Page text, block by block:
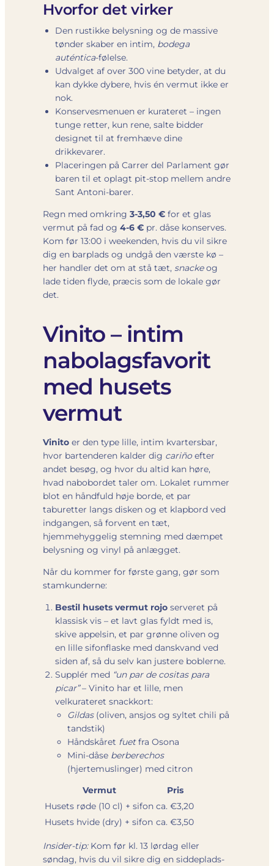
Hvorfor det virker
Den rustikke belysning og de massive
tønder skaber en intim, bodega
auténtica-følelse.
Udvalget af over 300 vine betyder, at du
kan dykke dybere, hvis én vermut ikke er
nok.
Konservesmenuen er kurateret – ingen
tunge retter, kun rene, salte bidder
designet til at fremhæve dine
drikkevarer.
Placeringen på Carrer del Parlament gør
baren til et oplagt pit-stop mellem andre
Sant Antoni-barer.
Regn med omkring 3-3,50 € for et glas
vermut på fad og 4-6 € pr. dåse konserves.
Kom før 13:00 i weekenden, hvis du vil sikre
dig en barplads og undgå den værste kø –
her handler det om at stå tæt, snackeog
lade tiden flyde, præcis som de lokale gør
det.
Vinito – intim
nabolagsfavorit
med husets
vermut
Vinito er den type lille, intim kvartersbar,
hvor bartenderen kalder dig cariñoefter
andet besøg, og hvor du altid kan høre,
hvad nabobordet taler om. Lokalet rummer
blot en håndfuld høje borde, et par
taburetter langs disken og et klapbord ved
indgangen, så forvent en tæt,
hjemmehyggelig stemning med dæmpet
belysning og vinyl på anlægget.
Når du kommer for første gang, gør som
stamkunderne:
Bestil husets vermut rojo serveret på
klassisk vis – et lavt glas fyldt med is,
skive appelsin, et par grønne oliven og
en lille sifonflaske med danskvand ved
siden af, så du selv kan justere boblerne.
Supplér med “un par de cositas para
picar”– Vinito har et lille, men
velkurateret snackkort:
Gildas(oliven, ansjos og syltet chili på
tandstik)
Håndskåret fuetfra Osona
Mini-dåse berberechos
(hjertemuslinger) med citron
Vermut
Pris
Husets røde (10 cl) + sifon ca. €3,20
Husets hvide (dry) + sifon ca. €3,50
Insider-tip:Kom før kl. 13 lørdag eller
søndag, hvis du vil sikre dig en siddeplads-